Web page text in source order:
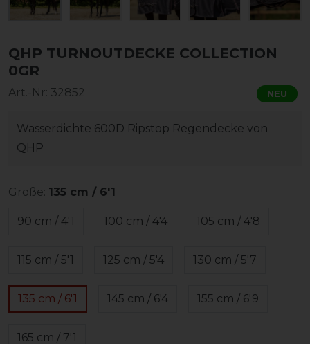
QHP TURNOUTDECKE COLLECTION
0GR
Art.-Nr: 32852 NEU
Wasserdichte 600D Ripstop Regendecke von
QHP
Größe: 135 cm / 6'1
90 cm / 4'1 100 cm / 4'4 105 cm / 4'8
115 cm / 5'1 125 cm / 5'4 130 cm / 5'7
135 cm / 6'1 145 cm / 6'4 155 cm / 6'9
165 cm / 7'1